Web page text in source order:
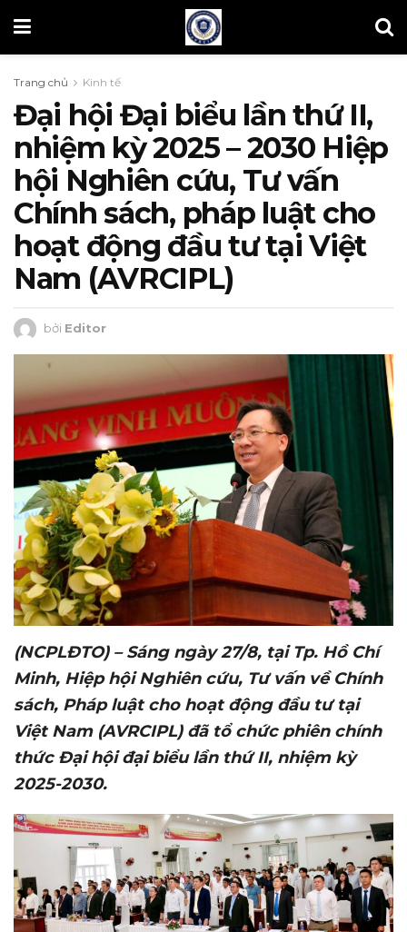
Trang chủ Kinh tế
Đại hội Đại biểu lần thứ II,
nhiệm kỳ 2025 – 2030 Hiệp
hội Nghiên cứu, Tư vấn
Chính sách, pháp luật cho
hoạt động đầu tư tại Việt
Nam (AVRCIPL)
bởi Editor
(NCPLĐTO) – Sáng ngày 27/8, tại Tp. Hồ Chí
Minh, Hiệp hội Nghiên cứu, Tư vấn về Chính
sách, Pháp luật cho hoạt động đầu tư tại
Việt Nam (AVRCIPL) đã tổ chức phiên chính
thức Đại hội đại biểu lần thứ II, nhiệm kỳ
2025-2030.